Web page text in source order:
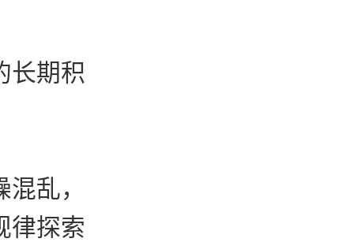
长期积
乱，
律探索